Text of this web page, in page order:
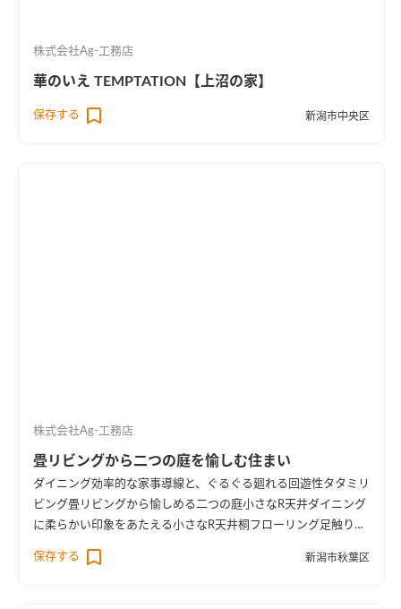
株式会社Ag-工務店
華のいえ TEMPTATION【上沼の家】
保存する 新潟市中央区
株式会社Ag-工務店
畳リビングから二つの庭を愉しむ住まい
ダイニング効率的な家事導線と、ぐるぐる廻れる回遊性タタミリ
ビング 畳リビングから愉しめる二つの庭小さなR天井ダイニング
に柔らかい印象をあたえる小さなR天井桐フローリング 足触りの
が１箇所に。洗濯導線を短縮できます
保存する 新潟市秋葉区